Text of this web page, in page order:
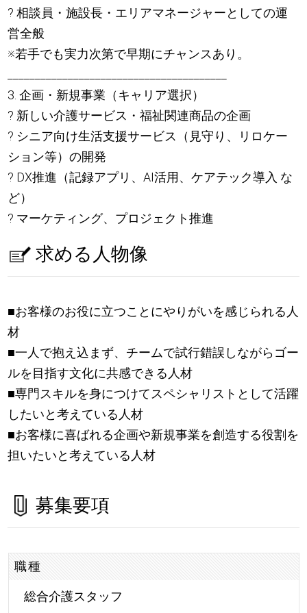
? 相談員・施設長・エリアマネージャーとしての運
営全般
※若手でも実力次第で早期にチャンスあり。
3. 企画・新規事業（キャリア選択）
? 新しい介護サービス・福祉関連商品の企画
? シニア向け生活支援サービス（見守り、リロケー
ション等）の開発
? DX推進（記録アプリ、AI活用、ケアテック導入 な
ど）
? マーケティング、プロジェクト推進
求める人物像
■お客様のお役に立つことにやりがいを感じられる人
材
■一人で抱え込まず、チームで試行錯誤しながらゴー
ルを目指す文化に共感できる人材
■専門スキルを身につけてスペシャリストとして活躍
したいと考えている人材
■お客様に喜ばれる企画や新規事業を創造する役割を
担いたいと考えている人材
募集要項
職種
総合介護スタッフ